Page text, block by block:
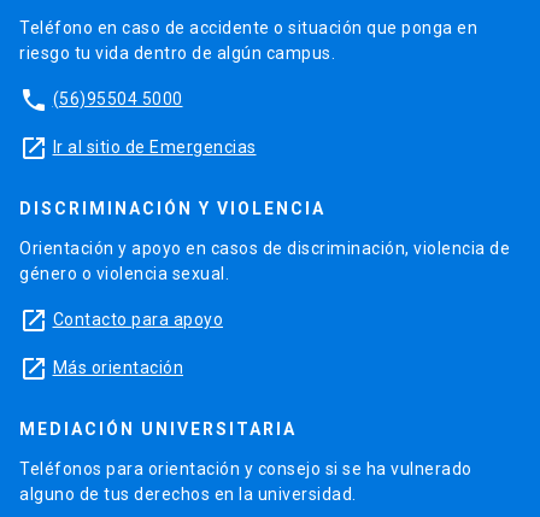
Teléfono en caso de accidente o situación que ponga en
riesgo tu vida dentro de algún campus.
phone (56)95504 5000
launch Ir al sitio de Emergencias
DISCRIMINACIÓN Y VIOLENCIA
Orientación y apoyo en casos de discriminación, violencia de
género o violencia sexual.
launch Contacto para apoyo
launch Más orientación
MEDIACIÓN UNIVERSITARIA
Teléfonos para orientación y consejo si se ha vulnerado
alguno de tus derechos en la universidad.